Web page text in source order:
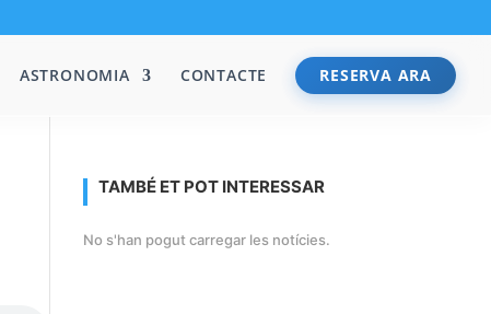
ASTRONOMIA CONTACTE RESERVA ARA
TAMBÉ ET POT INTERESSAR
No s'han pogut carregar les notícies.